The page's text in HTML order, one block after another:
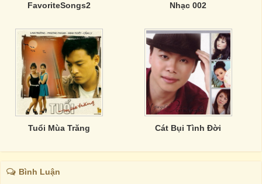
FavoriteSongs2 Nhạc 002
Tuổi Mùa Trăng Cát Bụi Tình Đời
Bình Luận